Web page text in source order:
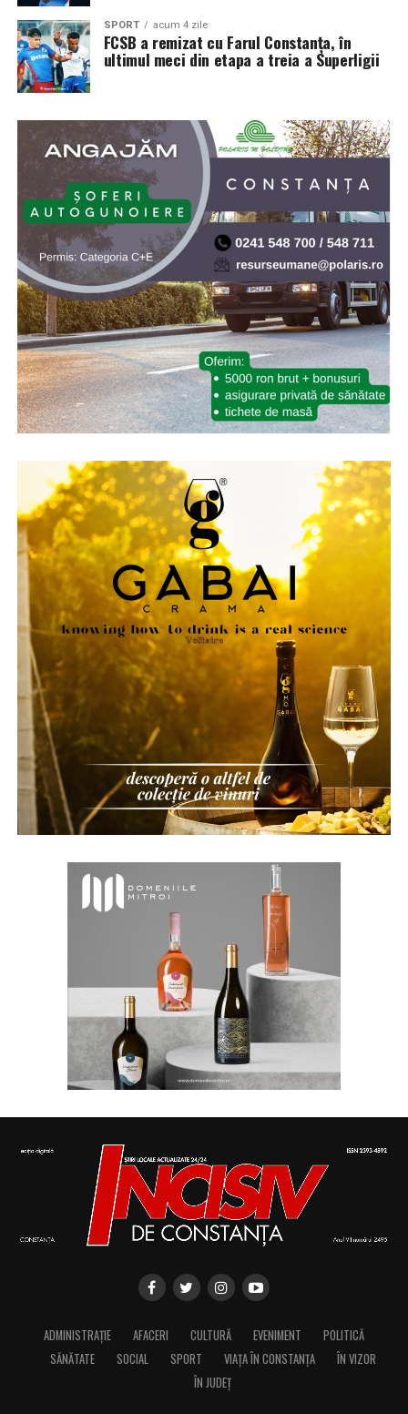
SPORT acum 4 zile
FCSB a remizat cu Farul Constanța, în
ultimul meci din etapa a treia a Superligii
ADMINISTRAȚIE AFACERI CULTURĂ EVENIMENT
POLITICĂ
SĂNĂTATE
SOCIAL SPORT VIAȚA ÎN CONSTANȚA
ÎN VIZOR
ÎN JUDEȚ